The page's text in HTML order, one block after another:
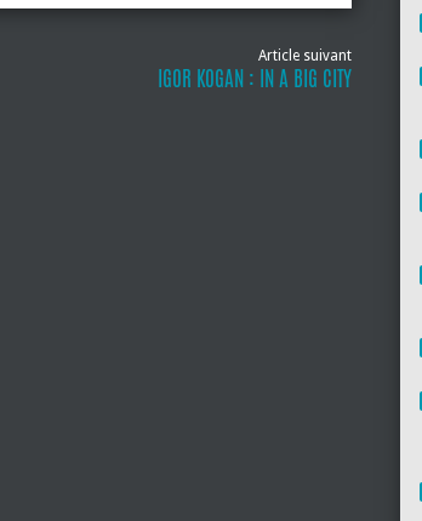
Article suivant
IGOR KOGAN : IN A BIG CITY